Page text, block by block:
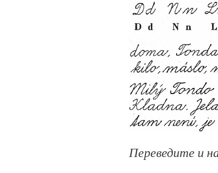
Переведите и